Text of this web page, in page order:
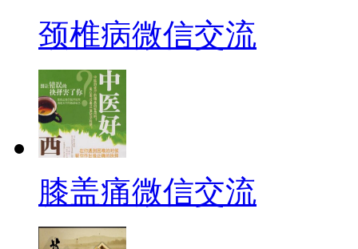
颈椎病微信交流
膝盖痛微信交流